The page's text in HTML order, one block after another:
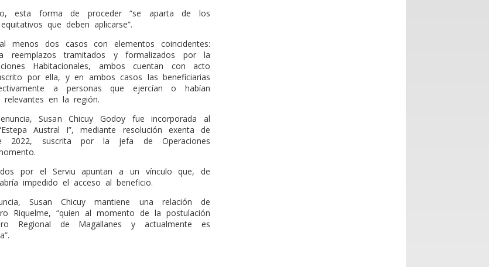
esta forma de proceder “se aparta de los
que deben aplicarse”.
menos dos casos con elementos coincidentes:
reemplazos tramitados y formalizados por la
Habitacionales, ambos cuentan con acto
por ella, y en ambos casos las beneficiarias
a personas que ejercían o habían
en la región.
Susan Chicuy Godoy fue incorporada al
Austral I”, mediante resolución exenta de
suscrita por la jefa de Operaciones
por el Serviu apuntan a un vínculo que, de
impedido el acceso al beneficio.
Susan Chicuy mantiene una relación de
Riquelme, “quien al momento de la postulación
Regional de Magallanes y actualmente es